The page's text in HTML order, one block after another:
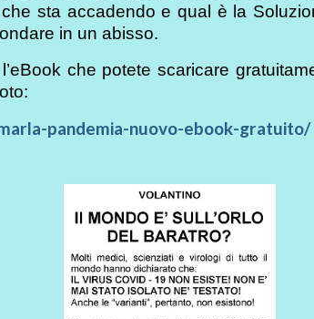
sta accadendo e qual è la
in un abisso.
che potete scaricare
pandemia-nuovo-ebook-gratuito/